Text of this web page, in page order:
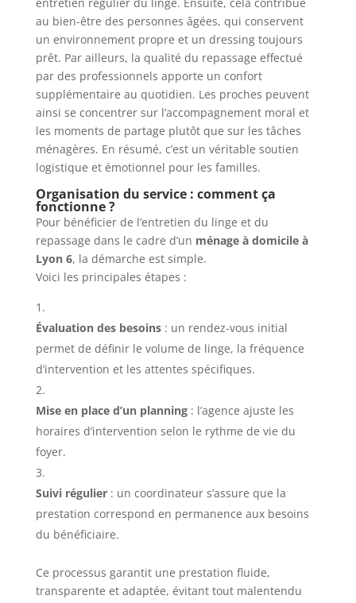
au bien-être des personnes âgées, qui conservent
un environnement propre et un dressing toujours
prêt. Par ailleurs, la qualité du repassage effectué
par des professionnels apporte un confort
supplémentaire au quotidien. Les proches peuvent
ainsi se concentrer sur l’accompagnement moral et
les moments de partage plutôt que sur les tâches
ménagères. En résumé, c’est un véritable soutien
logistique et émotionnel pour les familles.
Organisation du service : comment ça
fonctionne ?
Pour bénéficier de l’entretien du linge et du
repassage dans le cadre d’un ménage à domicile à
Lyon 6, la démarche est simple.
Voici les principales étapes :
Évaluation des besoins: un rendez-vous initial
permet de définir le volume de linge, la fréquence
d’intervention et les attentes spécifiques.
Mise en place d’un planning: l’agence ajuste les
horaires d’intervention selon le rythme de vie du
foyer.
Suivi régulier: un coordinateur s’assure que la
prestation correspond en permanence aux besoins
du bénéficiaire.
Ce processus garantit une prestation fluide,
transparente et adaptée, évitant tout malentendu